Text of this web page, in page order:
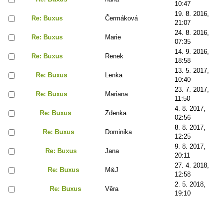
10:47
Re: Buxus
Čermáková
19. 8. 2016,
21:07
Re: Buxus
Marie
24. 8. 2016,
07:35
Re: Buxus
Renek
14. 9. 2016,
18:58
Re: Buxus
Lenka
13. 5. 2017,
10:40
Re: Buxus
Mariana
23. 7. 2017,
11:50
Re: Buxus
Zdenka
4. 8. 2017,
02:56
Re: Buxus
Dominika
8. 8. 2017,
12:25
Re: Buxus
Jana
9. 8. 2017,
20:11
Re: Buxus
M&J
27. 4. 2018,
12:58
Re: Buxus
Věra
2. 5. 2018,
19:10